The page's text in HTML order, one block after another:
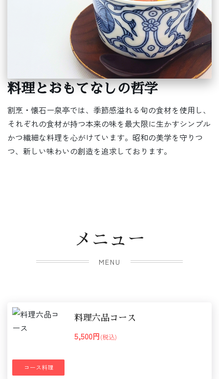
料理とおもてなしの哲学
割烹・懐石ー泉亭では、季節感溢れる旬の食材を使用し、
それぞれの食材が持つ本来の味を最大限に生かすシンプル
かつ繊細な料理を心がけています。昭和の美学を守りつ
つ、新しい味わいの創造を追求しております。
メニュー
MENU
コース料理
料理六品コース
5,500円(税込)